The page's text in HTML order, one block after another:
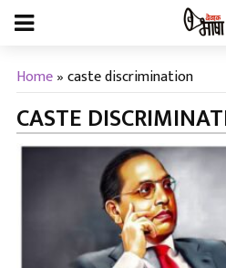
Home»caste discrimination
CASTE